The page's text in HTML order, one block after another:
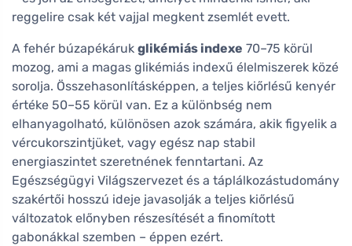
reggelire csak két vajjal megkent zsemlét evett.
A fehér búzapékáruk glikémiás indexe 70–75 körül
mozog, ami a magas glikémiás indexű élelmiszerek közé
sorolja. Összehasonlításképpen, a teljes kiőrlésű kenyér
értéke 50–55 körül van. Ez a különbség nem
elhanyagolható, különösen azok számára, akik figyelik a
vércukorszintjüket, vagy egész nap stabil
energiaszintet szeretnének fenntartani. Az
Egészségügyi Világszervezet és a táplálkozástudomány
szakértői hosszú ideje javasolják a teljes kiőrlésű
változatok előnyben részesítését a finomított
gabonákkal szemben – éppen ezért.